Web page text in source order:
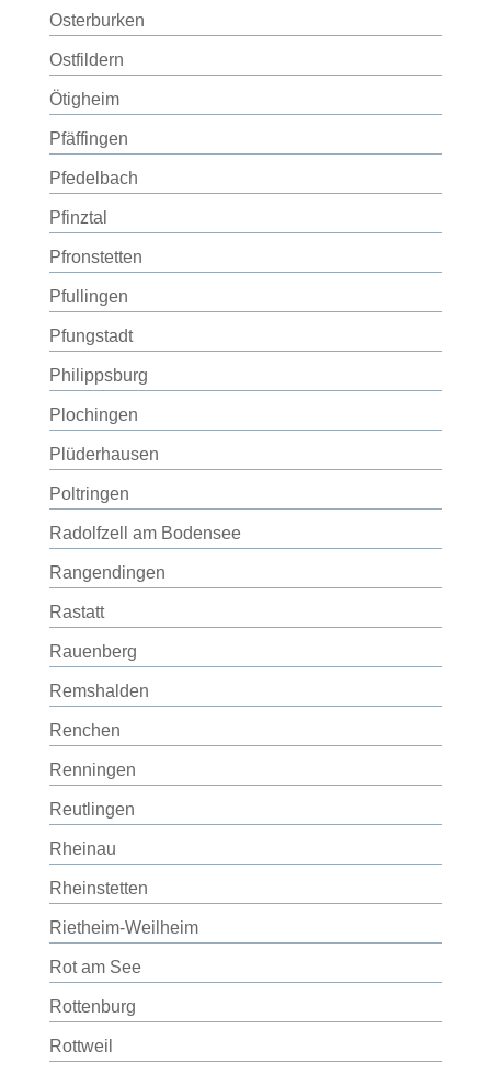
Osterburken
Ostfildern
Ötigheim
Pfäffingen
Pfedelbach
Pfinztal
Pfronstetten
Pfullingen
Pfungstadt
Philippsburg
Plochingen
Plüderhausen
Poltringen
Radolfzell am Bodensee
Rangendingen
Rastatt
Rauenberg
Remshalden
Renchen
Renningen
Reutlingen
Rheinau
Rheinstetten
Rietheim-Weilheim
Rot am See
Rottenburg
Rottweil